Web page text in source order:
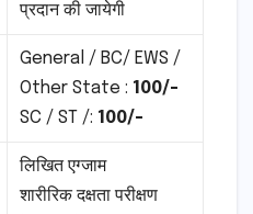
प्रदान की जायेगी
General / BC/ EWS /
Other State : 100/-
SC / ST /: 100/-
लिखित एग्जाम
शारीरिक दक्षता परीक्षण